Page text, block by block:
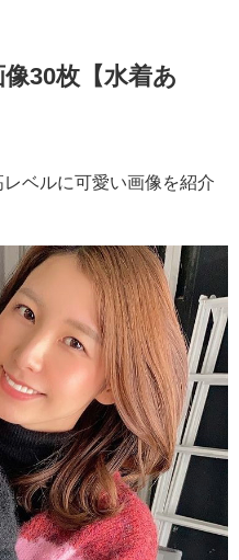
30枚【水着あ
ベルに可愛い画像を紹介